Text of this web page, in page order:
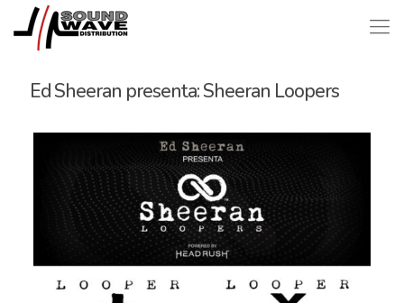
Ed Sheeran presenta: Sheeran Loopers